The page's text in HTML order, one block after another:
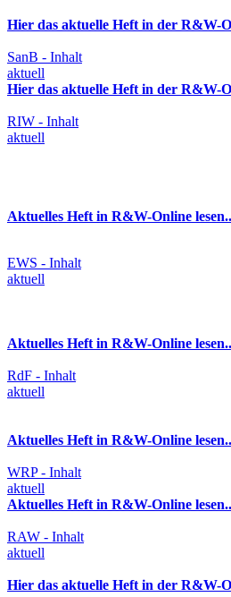
Hier das aktuelle Heft in der R&W-
SanB - Inhalt
aktuell
Hier das aktuelle Heft in der R&W-
RIW - Inhalt
aktuell
Aktuelles Heft in R&W-Online
EWS - Inhalt
aktuell
Aktuelles Heft in R&W-Online
RdF - Inhalt
aktuell
Aktuelles Heft in R&W-Online
WRP - Inhalt
aktuell
Aktuelles Heft in R&W-Online
RAW - Inhalt
aktuell
Hier das aktuelle Heft in der R&W-